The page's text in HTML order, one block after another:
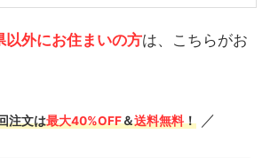
以外にお住まいの方は、こちらがお
注文は最大40%OFF＆送料無料！／